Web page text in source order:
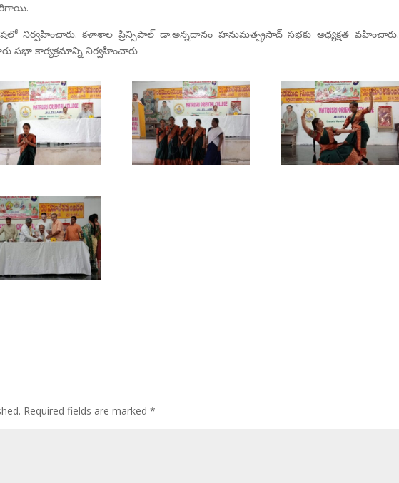
నిర్వహించారు. కళాశాల ప్రిన్సిపాల్ డా.అన్నదానం హనుమత్ప్రసాద్ సభకు అధ్యక్షత వహించారు.
సభా కార్యక్రమాన్ని నిర్వహించారు
Required fields are marked*